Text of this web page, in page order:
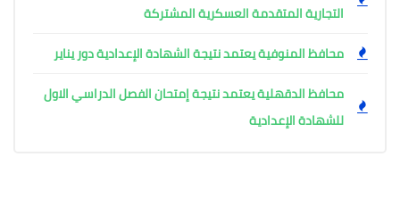
التجارية المتقدمة العسكرية المشتركة
محافظ المنوفية يعتمد نتيجة الشهادة الإعدادية دور يناير
محافظ الدقهلية يعتمد نتيجة إمتحان الفصل الدراسي الاول
للشهادة الإعدادية